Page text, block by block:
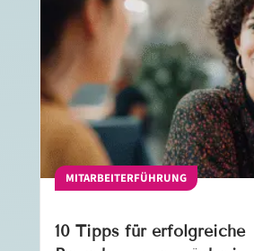
MITARBEITERFÜHRUNG
10 Tipps für erfolgreiche